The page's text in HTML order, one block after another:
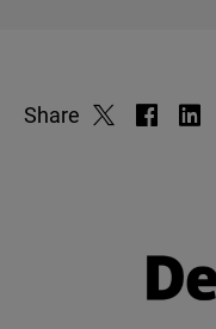
Share